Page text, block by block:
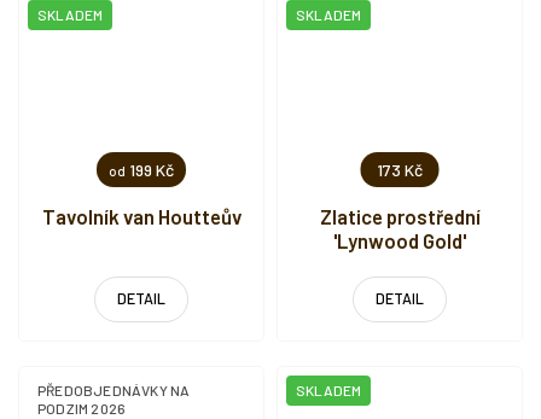
od 199 Kč
Tavolník van Houtteův
SKLADEM
DETAIL
173 Kč
Zlatice prostřední
'Lynwood Gold'
SKLADEM
DETAIL
PŘEDOBJEDNÁVKY NA
PODZIM 2026
SKLADEM